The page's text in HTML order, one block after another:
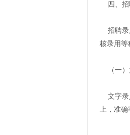
四、招
招聘录
核录用等
（一）
文字录
上，准确